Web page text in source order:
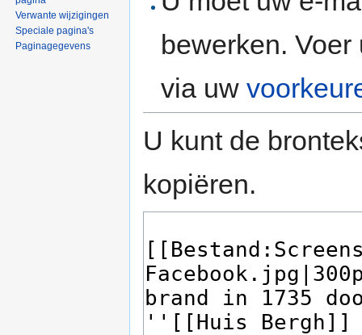
bewerken.
via uw
U kunt de
kopiëren.
Verwante wijzigingen
Speciale pagina's
Paginagegevens